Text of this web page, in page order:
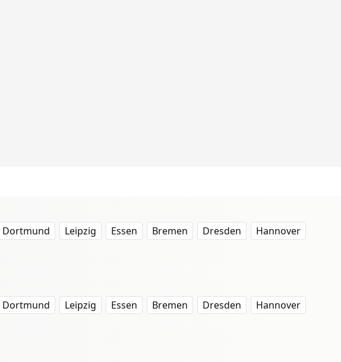
Dortmund Leipzig Essen Bremen Dresden
Hannover
Dortmund Leipzig Essen Bremen Dresden
Hannover